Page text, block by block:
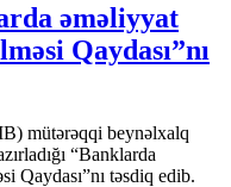
əməliyyat
Qaydası”nı
mütərəqqi beynəlxalq
“Banklarda
Qaydası”nı təsdiq edib.